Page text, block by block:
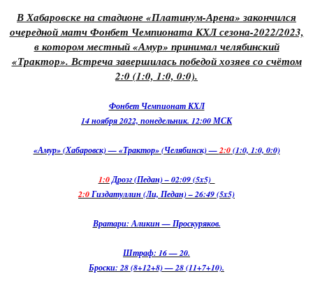
В Хабаровске на стадионе «Платинум-Арена» закончился
очередной матч Фонбет Чемпионата КХЛ сезона-2022/2023,
в котором местный «Амур» принимал челябинский
«Трактор». Встреча завершилась победой хозяев со счётом
2:0 (1:0, 1:0, 0:0).
Фонбет Чемпионат КХЛ
14 ноября 2022, понедельник. 12:00 МСК
«Амур» (Хабаровск) — «Трактор» (Челябинск) —2:0(1:0, 1:0, 0:0)
1:0Дрозг (Педан) – 02:09 (5x5)
2:0Гиздатуллин (Ли, Педан) – 26:49 (5x5)
Вратари: Аликин — Проскуряков.
Штраф: 16 — 20.
Броски: 28 (8+12+8) — 28 (11+7+10).